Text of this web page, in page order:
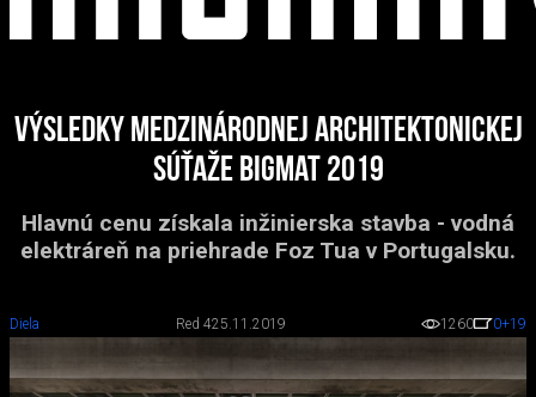
Výsledky medzinárodnej architektonickej
súťaže BigMat 2019
Hlavnú cenu získala inžinierska stavba - vodná
elektráreň na priehrade Foz Tua v Portugalsku.
Diela Red 425.11.2019 1260 0+19